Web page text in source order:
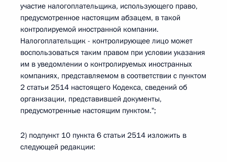
участие налогоплательщика, использующего право,
предусмотренное настоящим абзацем, в такой
контролируемой иностранной компании.
Налогоплательщик - контролирующее лицо может
воспользоваться таким правом при условии указания
им в уведомлении о контролируемых иностранных
компаниях, представляемом в соответствии с пунктом
2 статьи 2514 настоящего Кодекса, сведений об
организации, представившей документы,
предусмотренные настоящим пунктом.";
2) подпункт 10 пункта 6 статьи 2514 изложить в
следующей редакции: